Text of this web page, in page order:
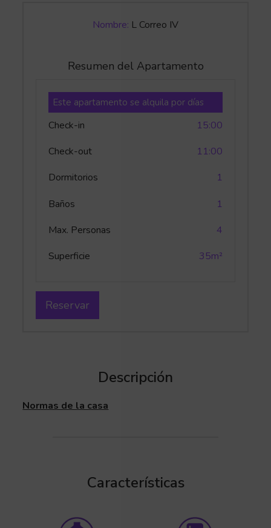
Nombre: L Correo IV
Resumen del Apartamento
Este apartamento se alquila por días
Check-in
15:00
Check-out
11:00
Dormitorios
1
Baños
1
Max. Personas
4
Superficie
35m²
Reservar
Descripción
Normas de la casa
Características